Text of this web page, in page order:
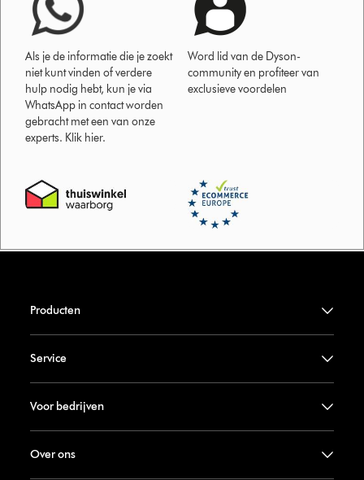
Als je de informatie die je zoekt
niet kunt vinden of verdere
hulp nodig hebt, kun je via
WhatsApp in contact worden
gebracht met een van onze
experts. Klik hier.
Word lid van de Dyson-
community en profiteer van
exclusieve voordelen
Producten
Service
Voor bedrijven
Over ons